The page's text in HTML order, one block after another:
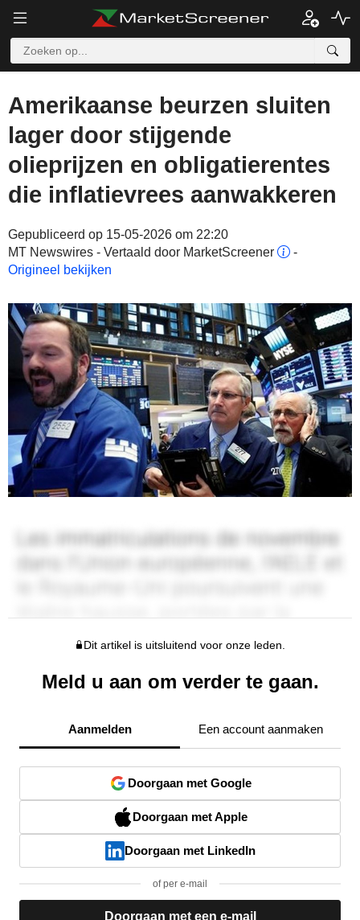
Amerikaanse beurzen sluiten
lager door stijgende
olieprijzen en obligatierentes
die inflatievrees aanwakkeren
Gepubliceerd op 15-05-2026 om 22:20
MT Newswires - Vertaald door MarketScreener
-
Origineel bekijken
Dit artikel is uitsluitend voor onze leden.
Meld u aan om verder te gaan.
Aanmelden Een account aanmaken
Doorgaan met Google
Doorgaan met Apple
Doorgaan met LinkedIn
of per e-mail
Doorgaan met een e-mail